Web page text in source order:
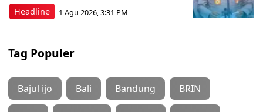
Headline 1 Agu 2026, 3:31 PM
Tag Populer
Bajul ijo Bali Bandung BRIN